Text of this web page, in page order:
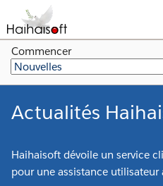
Commencer
Actualités
Haihaisoft dévoile un service
pour une assistance utilisateur